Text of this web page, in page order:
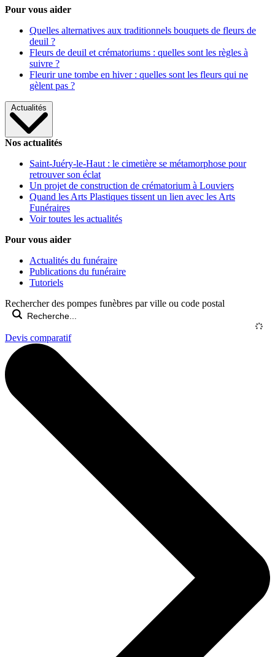
Pour vous aider
Quelles alternatives aux traditionnels bouquets de fleurs de
deuil ?
Fleurs de deuil et crématoriums : quelles sont les règles à
suivre ?
Fleurir une tombe en hiver : quelles sont les fleurs qui ne
gèlent pas ?
Actualités
Nos actualités
Saint-Juéry-le-Haut : le cimetière se métamorphose pour
retrouver son éclat
Un projet de construction de crématorium à Louviers
Quand les Arts Plastiques tissent un lien avec les Arts
Funéraires
Voir toutes les actualités
Pour vous aider
Actualités du funéraire
Publications du funéraire
Tutoriels
Rechercher des pompes funèbres par ville ou code postal
Devis comparatif